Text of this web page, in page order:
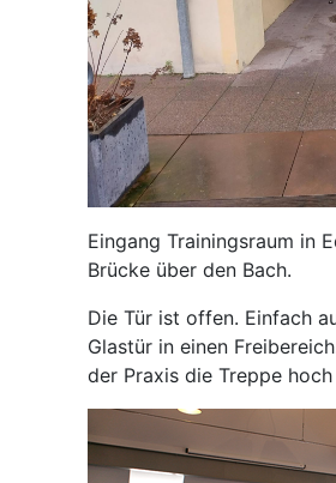
Eingang Trainingsraum in
Brücke über den Bach.
Die Tür ist offen. Einfach
Glastür in einen
der Praxis die Treppe